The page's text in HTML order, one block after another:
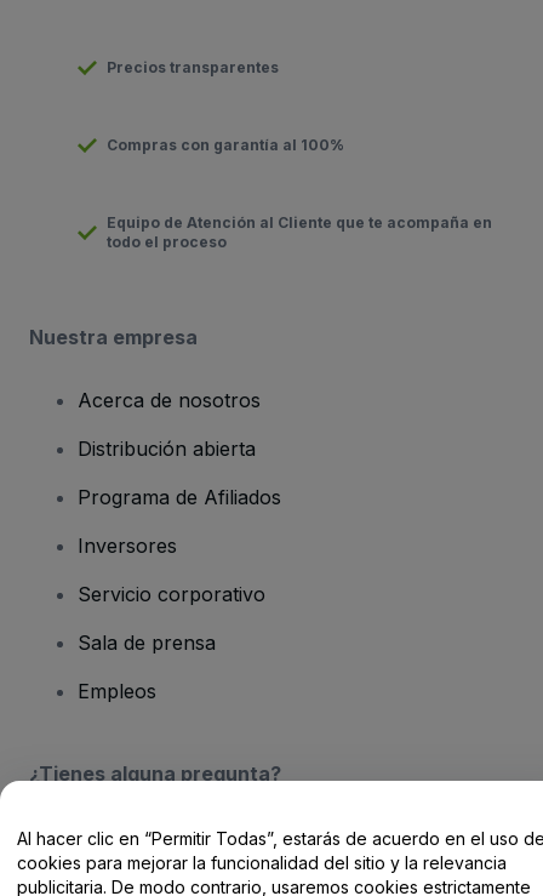
Precios transparentes
Compras con garantía al 100%
Equipo de Atención al Cliente que te acompaña en
todo el proceso
Nuestra empresa
Acerca de nosotros
Distribución abierta
Programa de Afiliados
Inversores
Servicio corporativo
Sala de prensa
Empleos
¿Tienes alguna pregunta?
Centro de Ayuda / Contacto
Al hacer clic en “Permitir Todas”, estarás de acuerdo en el uso
cookies para mejorar la funcionalidad del sitio y la relevancia
publicitaria. De modo contrario, usaremos cookies estrictamente